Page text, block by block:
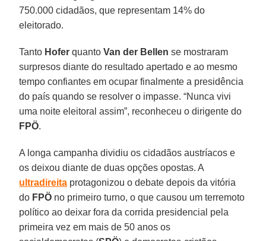
750.000 cidadãos, que representam 14% do
eleitorado.
Tanto Hofer quantoVan der Bellen se mostraram
surpresos diante do resultado apertado e ao mesmo
tempo confiantes em ocupar finalmente a presidência
do país quando se resolver o impasse. “Nunca vivi
uma noite eleitoral assim”, reconheceu o dirigente do
FPÖ.
A longa campanha dividiu os cidadãos austríacos e
os deixou diante de duas opções opostas. A
ultradireita protagonizou o debate depois da vitória
do FPÖ no primeiro turno, o que causou um terremoto
político ao deixar fora da corrida presidencial pela
primeira vez em mais de 50 anos os